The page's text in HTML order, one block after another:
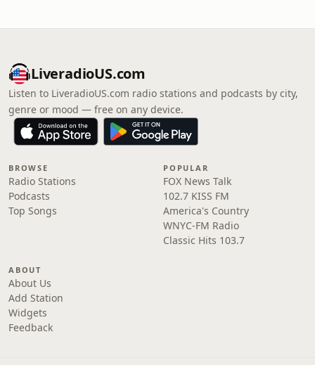
LiveradioUS.com
Listen to LiveradioUS.com radio stations and podcasts by city,
genre or mood — free on any device.
BROWSE
Radio Stations
Podcasts
Top Songs
POPULAR
FOX News Talk
102.7 KISS FM
America's Country
WNYC-FM Radio
Classic Hits 103.7
ABOUT
About Us
Add Station
Widgets
Feedback